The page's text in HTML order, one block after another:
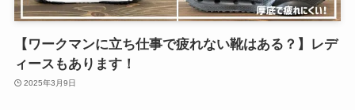
【ワークマンに立ち仕事で疲れない靴はある？】レデ
ィースもあります！
2025年3月9日